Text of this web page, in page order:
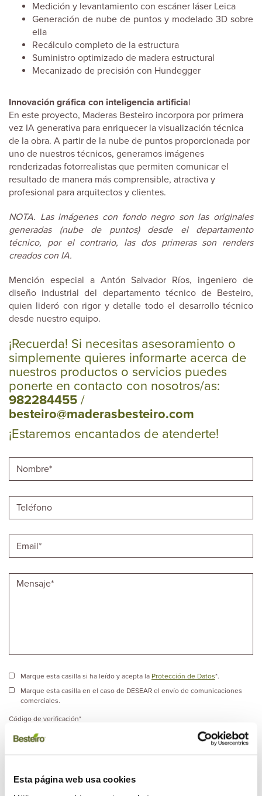
Esta página web usa cookies
Medición y levantamiento con escáner láser Leica
Generación de nube de puntos y modelado 3D sobre
ella
Recálculo completo de la estructura
Suministro optimizado de madera estructural
Mecanizado de precisión con Hundegger
Innovación gráfica con inteligencia artificial
En este proyecto, Maderas Besteiro incorpora por primera
vez IA generativa para enriquecer la visualización técnica
de la obra. A partir de la nube de puntos proporcionada por
uno de nuestros técnicos, generamos imágenes
renderizadas fotorrealistas que permiten comunicar el
resultado de manera más comprensible, atractiva y
profesional para arquitectos y clientes.
NOTA. Las imágenes con fondo negro son las originales
generadas (nube de puntos) desde el departamento
técnico, por el contrario, las dos primeras son renders
creados con IA.
Mención especial a Antón Salvador Ríos, ingeniero de
diseño industrial del departamento técnico de Besteiro,
quien lideró con rigor y detalle todo el desarrollo técnico
desde nuestro equipo.
¡Recuerda! Si necesitas asesoramiento o
simplemente quieres informarte acerca de
nuestros productos o servicios puedes
ponerte en contacto con nosotros/as:
982284455 /
besteiro@maderasbesteiro.com
¡Estaremos encantados de atenderte!
Marque esta casilla si ha leído y acepta la Protección de Datos*.
Marque esta casilla en el caso de DESEAR el envío de comunicaciones
comerciales.
Código de verificación*